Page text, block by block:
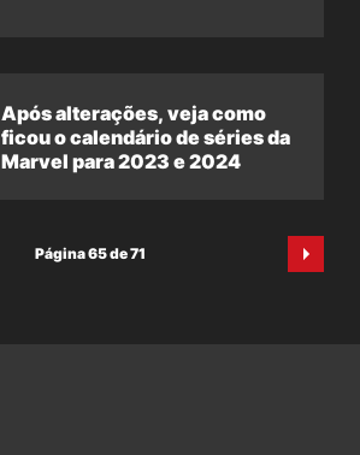
Após alterações, veja como
ficou o calendário de séries da
Marvel para 2023 e 2024
Página 65 de 71